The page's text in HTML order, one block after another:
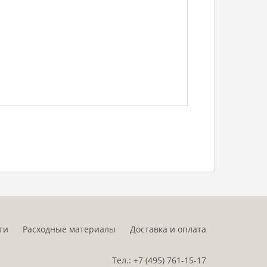
Расходные материалы Доставка и оплата
Тел.: +7 (495) 761-15-17